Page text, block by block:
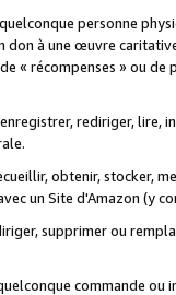
personne
don à une œuvre
« récompenses » ou
rediriger,
obtenir, stocker,
un Site d'Amazon (y
supprimer ou
commande